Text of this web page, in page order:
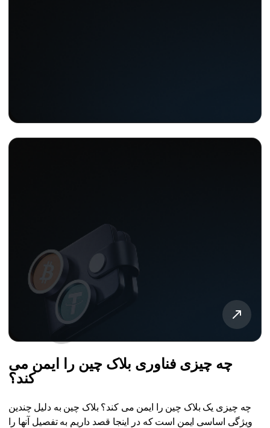
چه چیزی فناوری بلاک چین را ایمن می
کند؟
چه چیزی یک بلاک چین را ایمن می کند؟ بلاک چین به دلیل چندین
ویژگی اساسی ایمن است که در اینجا قصد داریم به تفصیل آنها را